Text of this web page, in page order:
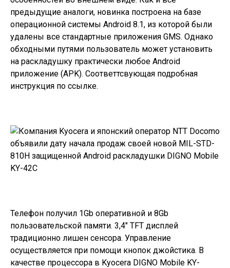
предыдущие аналоги, новинка построена на базе
операционной системы Android 8.1, из которой были
удалены все стандартные приложения GMS. Однако
обходными путями пользователь может установить
на раскладушку практически любое Android
приложение (APK). Соответтсвующая подробная
инструкция по ссылке.
Телефон получил 1Gb оперативной и 8Gb
пользовательской памяти. 3,4″ TFT дисплей
традиционно лишен сенсора. Управление
осуществляется при помощи кнопок джойстика. В
качестве процессора в Kyocera DIGNO Mobile KY-